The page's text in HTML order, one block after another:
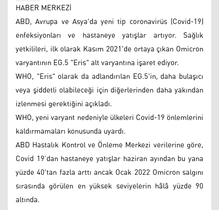
HABER MERKEZİ
ABD, Avrupa ve Asya'da yeni tip coronavirüs (Covid-19)
enfeksiyonları ve hastaneye yatışlar artıyor. Sağlık
yetkilileri, ilk olarak Kasım 2021'de ortaya çıkan Omicron
varyantının EG.5 "Eris" alt varyantına işaret ediyor.
WHO, "Eris" olarak da adlandırılan EG.5'in, daha bulaşıcı
veya şiddetli olabileceği için diğerlerinden daha yakından
izlenmesi gerektiğini açıkladı.
WHO, yeni varyant nedeniyle ülkeleri Covid-19 önlemlerini
kaldırmamaları konusunda uyardı.
ABD Hastalık Kontrol ve Önleme Merkezi verilerine göre,
Covid 19’dan hastaneye yatışlar haziran ayından bu yana
yüzde 40'tan fazla arttı ancak Ocak 2022 Omicron salgını
sırasında görülen en yüksek seviyelerin hâlâ yüzde 90
altında.